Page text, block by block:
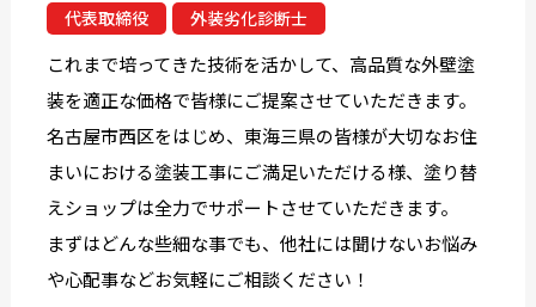
代表取締役 外装劣化診断士
これまで培ってきた技術を活かして、高品質な外壁塗
装を適正な価格で皆様にご提案させていただきます。
名古屋市西区をはじめ、東海三県の皆様が大切なお住
まいにおける塗装工事にご満足いただける様、塗り替
えショップは全力でサポートさせていただきます。
まずはどんな些細な事でも、他社には聞けないお悩み
や心配事などお気軽にご相談ください！